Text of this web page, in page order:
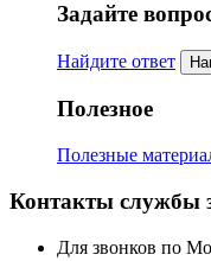
Задайте
Найдите ответ
Полезное
Полезные
Контакты службы
Для звонков по